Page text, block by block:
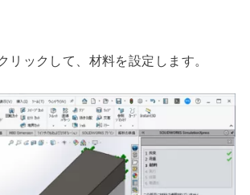
リックして、材料を設定します。